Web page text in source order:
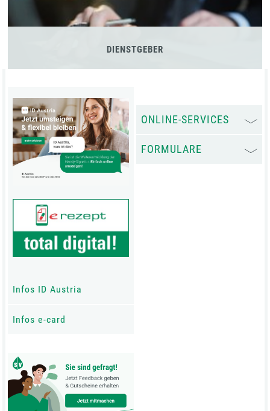
DIENSTGEBER
Infos ID Austria
Infos e-card
ONLINE-SERVICES
FORMULARE